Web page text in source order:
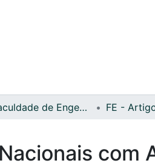
FE - Faculdade de Engenharia
com